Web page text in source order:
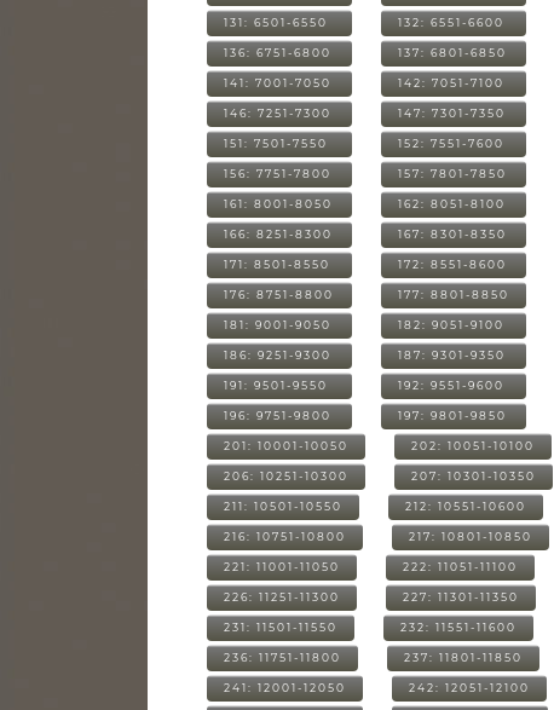
131: 6501-6550 132: 6551-6600
136: 6751-6800 137: 6801-6850
141: 7001-7050 142: 7051-7100
146: 7251-7300 147: 7301-7350
151: 7501-7550 152: 7551-7600
156: 7751-7800 157: 7801-7850
161: 8001-8050 162: 8051-8100
166: 8251-8300 167: 8301-8350
171: 8501-8550 172: 8551-8600
176: 8751-8800 177: 8801-8850
181: 9001-9050 182: 9051-9100
186: 9251-9300 187: 9301-9350
191: 9501-9550 192: 9551-9600
196: 9751-9800 197: 9801-9850
201: 10001-10050 202: 10051-10100
206: 10251-10300 207: 10301-10350
211: 10501-10550 212: 10551-10600
216: 10751-10800 217: 10801-10850
221: 11001-11050 222: 11051-11100
226: 11251-11300 227: 11301-11350
231: 11501-11550 232: 11551-11600
236: 11751-11800 237: 11801-11850
241: 12001-12050 242: 12051-12100